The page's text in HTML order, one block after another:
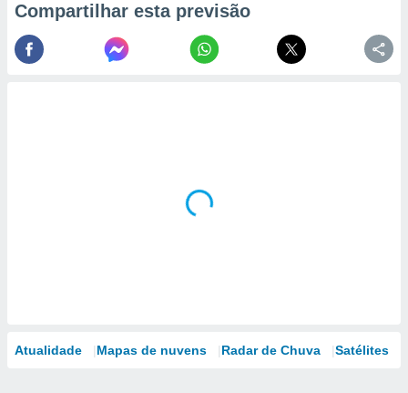
Compartilhar esta previsão
Atualidade Mapas de nuvens Radar de Chuva Satélites